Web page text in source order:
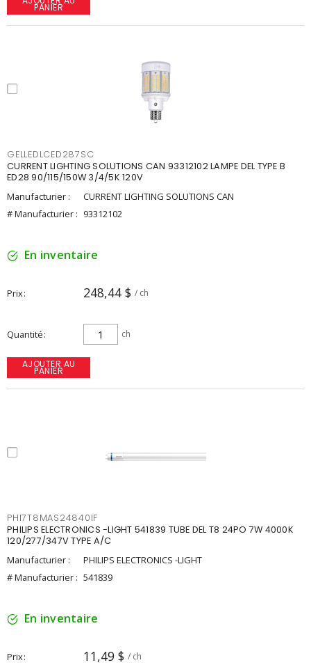
PANIER
GELLEDLCED287SC
CURRENT LIGHTING SOLUTIONS CAN 93312102 LAMPE DEL TYPE B
ED28 90/115/150W 3/4/5K 120V
Manufacturier :
CURRENT LIGHTING SOLUTIONS CAN
# Manufacturier : 93312102
En inventaire
Prix 248,44 $ / ch
Quantité ch
AJOUTER AU
PANIER
PHI7T8MAS24840IF
PHILIPS ELECTRONICS -LIGHT 541839 TUBE DEL T8 24PO 7W 4000K
120/277/347V TYPE A/C
Manufacturier :
PHILIPS ELECTRONICS -LIGHT
# Manufacturier : 541839
En inventaire
Prix 11,49 $ / ch